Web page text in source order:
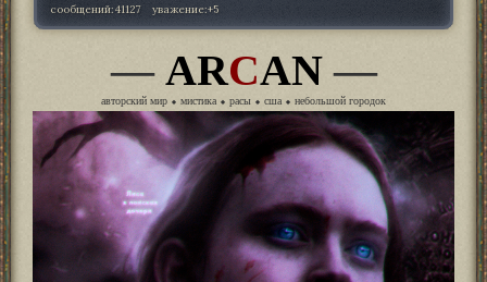
сообщений:41127 уважение:+5
— ARCAN—
авторский мир ⬥ мистика ⬥ расы ⬥ сша ⬥ небольшой городок